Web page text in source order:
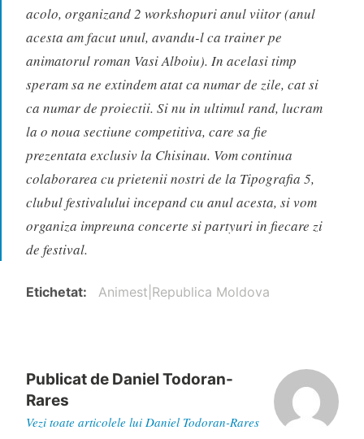
acolo, organizand 2 workshopuri anul viitor (anul
acesta am facut unul, avandu-l ca trainer pe
animatorul roman Vasi Alboiu). In acelasi timp
speram sa ne extindem atat ca numar de zile, cat si
ca numar de proiectii. Si nu in ultimul rand, lucram
la o noua sectiune competitiva, care sa fie
prezentata exclusiv la Chisinau. Vom continua
colaborarea cu prietenii nostri de la Tipografia 5,
clubul festivalului incepand cu anul acesta, si vom
organiza impreuna concerte si partyuri in fiecare zi
de festival.
Etichetat Animest|Republica Moldova
Publicat de Daniel Todoran-
Rares
Vezi toate articolele lui Daniel Todoran-Rares